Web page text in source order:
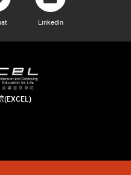
LinkedIn
(EXCEL)